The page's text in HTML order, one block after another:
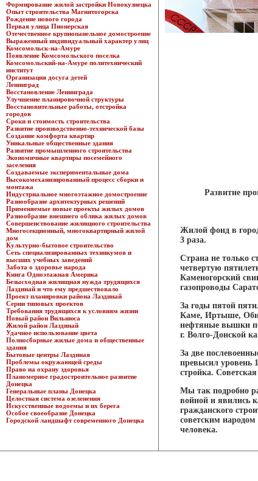
Формирование жилой застройки Новокузнецка
Опыт строительства Магнитогорска
Рождение нового города
Первая улица Пионерская
Отечественное крупнопанельное домостроение
Выраженный индивидуальный характер улиц
Комсомольск-на-Амуре
Появление Комсомольского поселка
Комсомольский-на-Амуре политехнический
институт
Организация досуга детей
Ленинград
Восстановление Ленинграда
Улучшение планировочной структуры
Восстановительные работы, отстройка
городов
Сроки и стоимость строительства
Развитие производственно-технической базы
Создание комфорта квартир
Уникальные общественные здания
Развитие промышленного строительства
Экономичные квартиры посемейного
заселения
Создаваемые экспериментальные дома
Высокомеханизированный процесс сборки и
монтажа
Индустриальное многоэтажное домостроение
Разнообразие архитектурных решений
Применяемые новые проекты жилых домов
Разнообразие внешнего облика жилых домов
Совершенствование жилищного строительства
Многосекционный, многоквартирный жилой
дом
Культурно-бытовое строительство
Сеть специализированных техникумов и
высших учебных заведений
Забота о здоровье народа
Книга Одноэтажная Америка
Безысходная жилищная нужда трудящихся
Лаздинай и что ему предшествовало
Проект планировки района Лаздинай
Серии типовых проектов
Требования трудящихся к условиям жизни
Новый район Вильнюса
Жилой район Лаздинай
Удачное использование цвета
Полносборные жилые дома и общественные
здания
Бытовые центры Лаздиная
Проблемы окружающей среды
Право на охрану здоровья
Планомерное градостроительное развитие
Донецка
Генеральные планы Донецка
Целостная система озеленения
Искусственные водоемы и их берега
Особое своеобразие Донецка
Городской ландшафт современного Донецка
Развитие
Жилой фонд в
3 раза.
Страна не только
четвертую
Каменогорский
газопроводы
За годы пятой
Каме, Иртыше, Оби,
нефтяные вышки
г. Волго-Донской
За две
превысил уровень
стройка.
Мы так подробно
войной и явились
гражданского
советским
человека.